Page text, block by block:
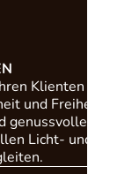
Klienten in
und Freiheit
genussvoller,
Licht- und